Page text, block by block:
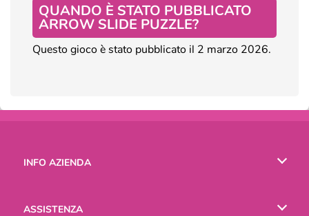
QUANDO È STATO PUBBLICATO
ARROW SLIDE PUZZLE?
Questo gioco è stato pubblicato il 2 marzo 2026.
INFO AZIENDA
ASSISTENZA